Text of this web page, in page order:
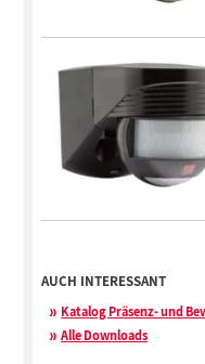
AUCH INTERESSANT
Katalog Präsenz- und
Alle Downloads